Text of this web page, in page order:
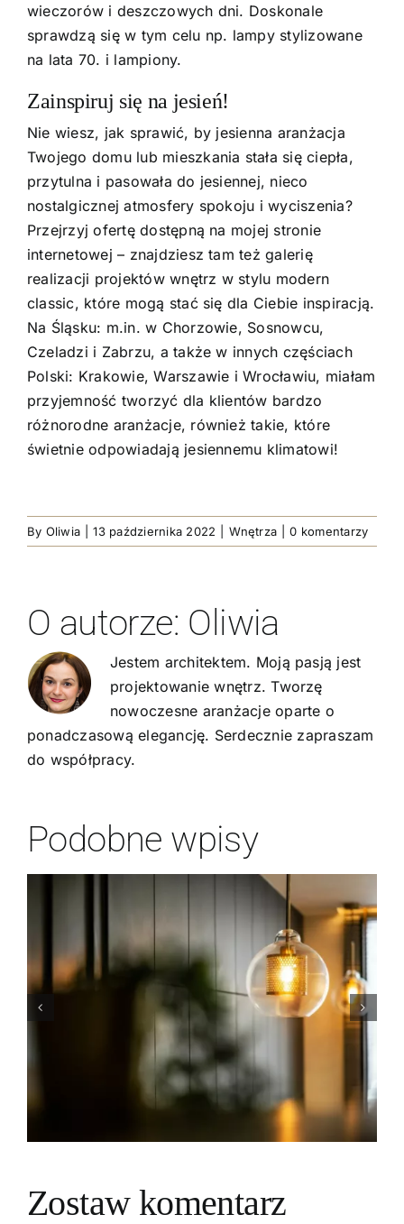
wieczorów i deszczowych dni. Doskonale
sprawdzą się w tym celu np. lampy stylizowane
na lata 70. i lampiony.
Zainspiruj się na jesień!
Nie wiesz, jak sprawić, by jesienna aranżacja
Twojego domu lub mieszkania stała się ciepła,
przytulna i pasowała do jesiennej, nieco
nostalgicznej atmosfery spokoju i wyciszenia?
Przejrzyjofertędostępną na mojej stronie
internetowej – znajdziesz tam też galerię
realizacji projektów wnętrz w stylu modern
classic, które mogą stać się dla Ciebie inspiracją.
Na Śląsku: m.in. w Chorzowie, Sosnowcu,
Czeladzi i Zabrzu, a także w innych częściach
Polski: Krakowie, Warszawie i Wrocławiu, miałam
przyjemność tworzyć dla klientów bardzo
różnorodne aranżacje, również takie, które
świetnie odpowiadają jesiennemu klimatowi!
By Oliwia 13 października 2022 Wnętrza 0 komentarzy
O autorze: Oliwia
Jestem architektem. Moją pasją jest
projektowanie wnętrz. Tworzę
nowoczesne aranżacje oparte o
ponadczasową elegancję. Serdecznie zapraszam
do współpracy.
Podobne wpisy
Salon w stylu art
déco: zainspiruj się!
Zostaw komentarz